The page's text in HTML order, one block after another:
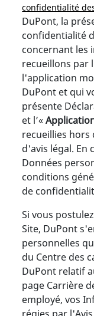
confidentialité
DuPont, la
confidentialité
concernant les
recueillons par
l'application
DuPont et qui
présente
et l’«
recueillies hors
d'avis légal. En
Données
conditions
de
Si vous
Site, DuPont
personnelles
du Centre des
DuPont relatif
page Carrière
employé, vos